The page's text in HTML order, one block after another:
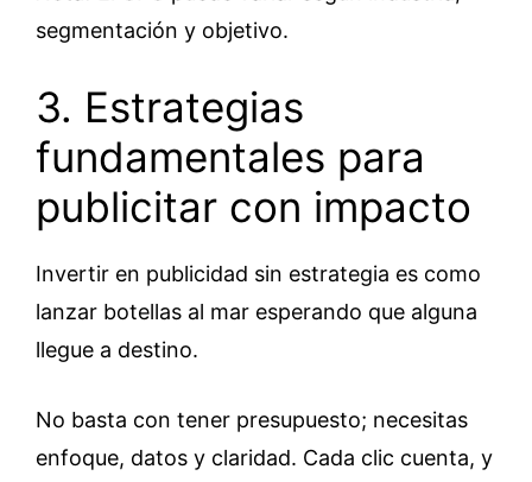
segmentación y objetivo.
3. Estrategias
fundamentales para
publicitar con impacto
Invertir en publicidad sin estrategia es como
lanzar botellas al mar esperando que alguna
llegue a destino.
No basta con tener presupuesto; necesitas
enfoque, datos y claridad. Cada clic cuenta, y